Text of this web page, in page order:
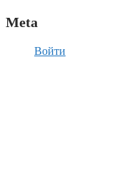
Meta
Войти